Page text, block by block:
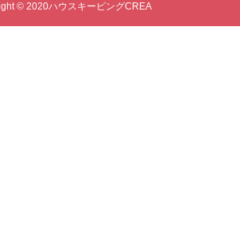
© 2020ハウスキーピングCREA